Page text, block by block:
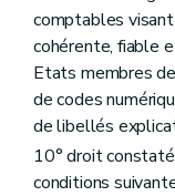
Art. 62
Chapitre
Art.
Art. 64
Art.
TitreVIII
Art. 66
Art. 67
TitreIX
comptables
cohérente, fiable
Etats membres
de codes
de libellés
10° droit
conditions